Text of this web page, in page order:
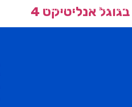
דיגיטלי לעסקים בניית אתרים
אנליטיקס 4